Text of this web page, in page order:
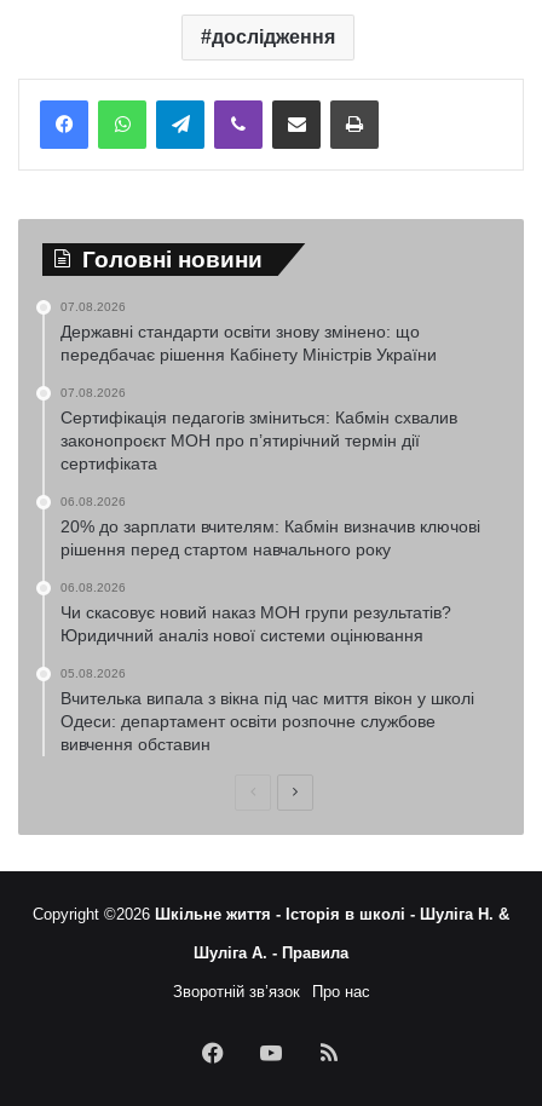
дослідження
TelegramViber Надіслати електронною поштоюНадрукувати
Головні новини
07.08.2026
Державні стандарти освіти знову змінено: що
передбачає рішення Кабінету Міністрів України
07.08.2026
Сертифікація педагогів зміниться: Кабмін схвалив
законопроєкт МОН про п’ятирічний термін дії
сертифіката
06.08.2026
20% до зарплати вчителям: Кабмін визначив ключові
рішення перед стартом навчального року
06.08.2026
Чи скасовує новий наказ МОН групи результатів?
Юридичний аналіз нової системи оцінювання
05.08.2026
Вчителька випала з вікна під час миття вікон у школі
Одеси: департамент освіти розпочне службове
вивчення обставин
ПопередняНаступна
Copyright ©2026 Шкільне життя - Історія в школі - Шуліга Н. &
Шуліга А. - Правила
Зворотній зв’язок Про нас
FacebookYouTubeRSS